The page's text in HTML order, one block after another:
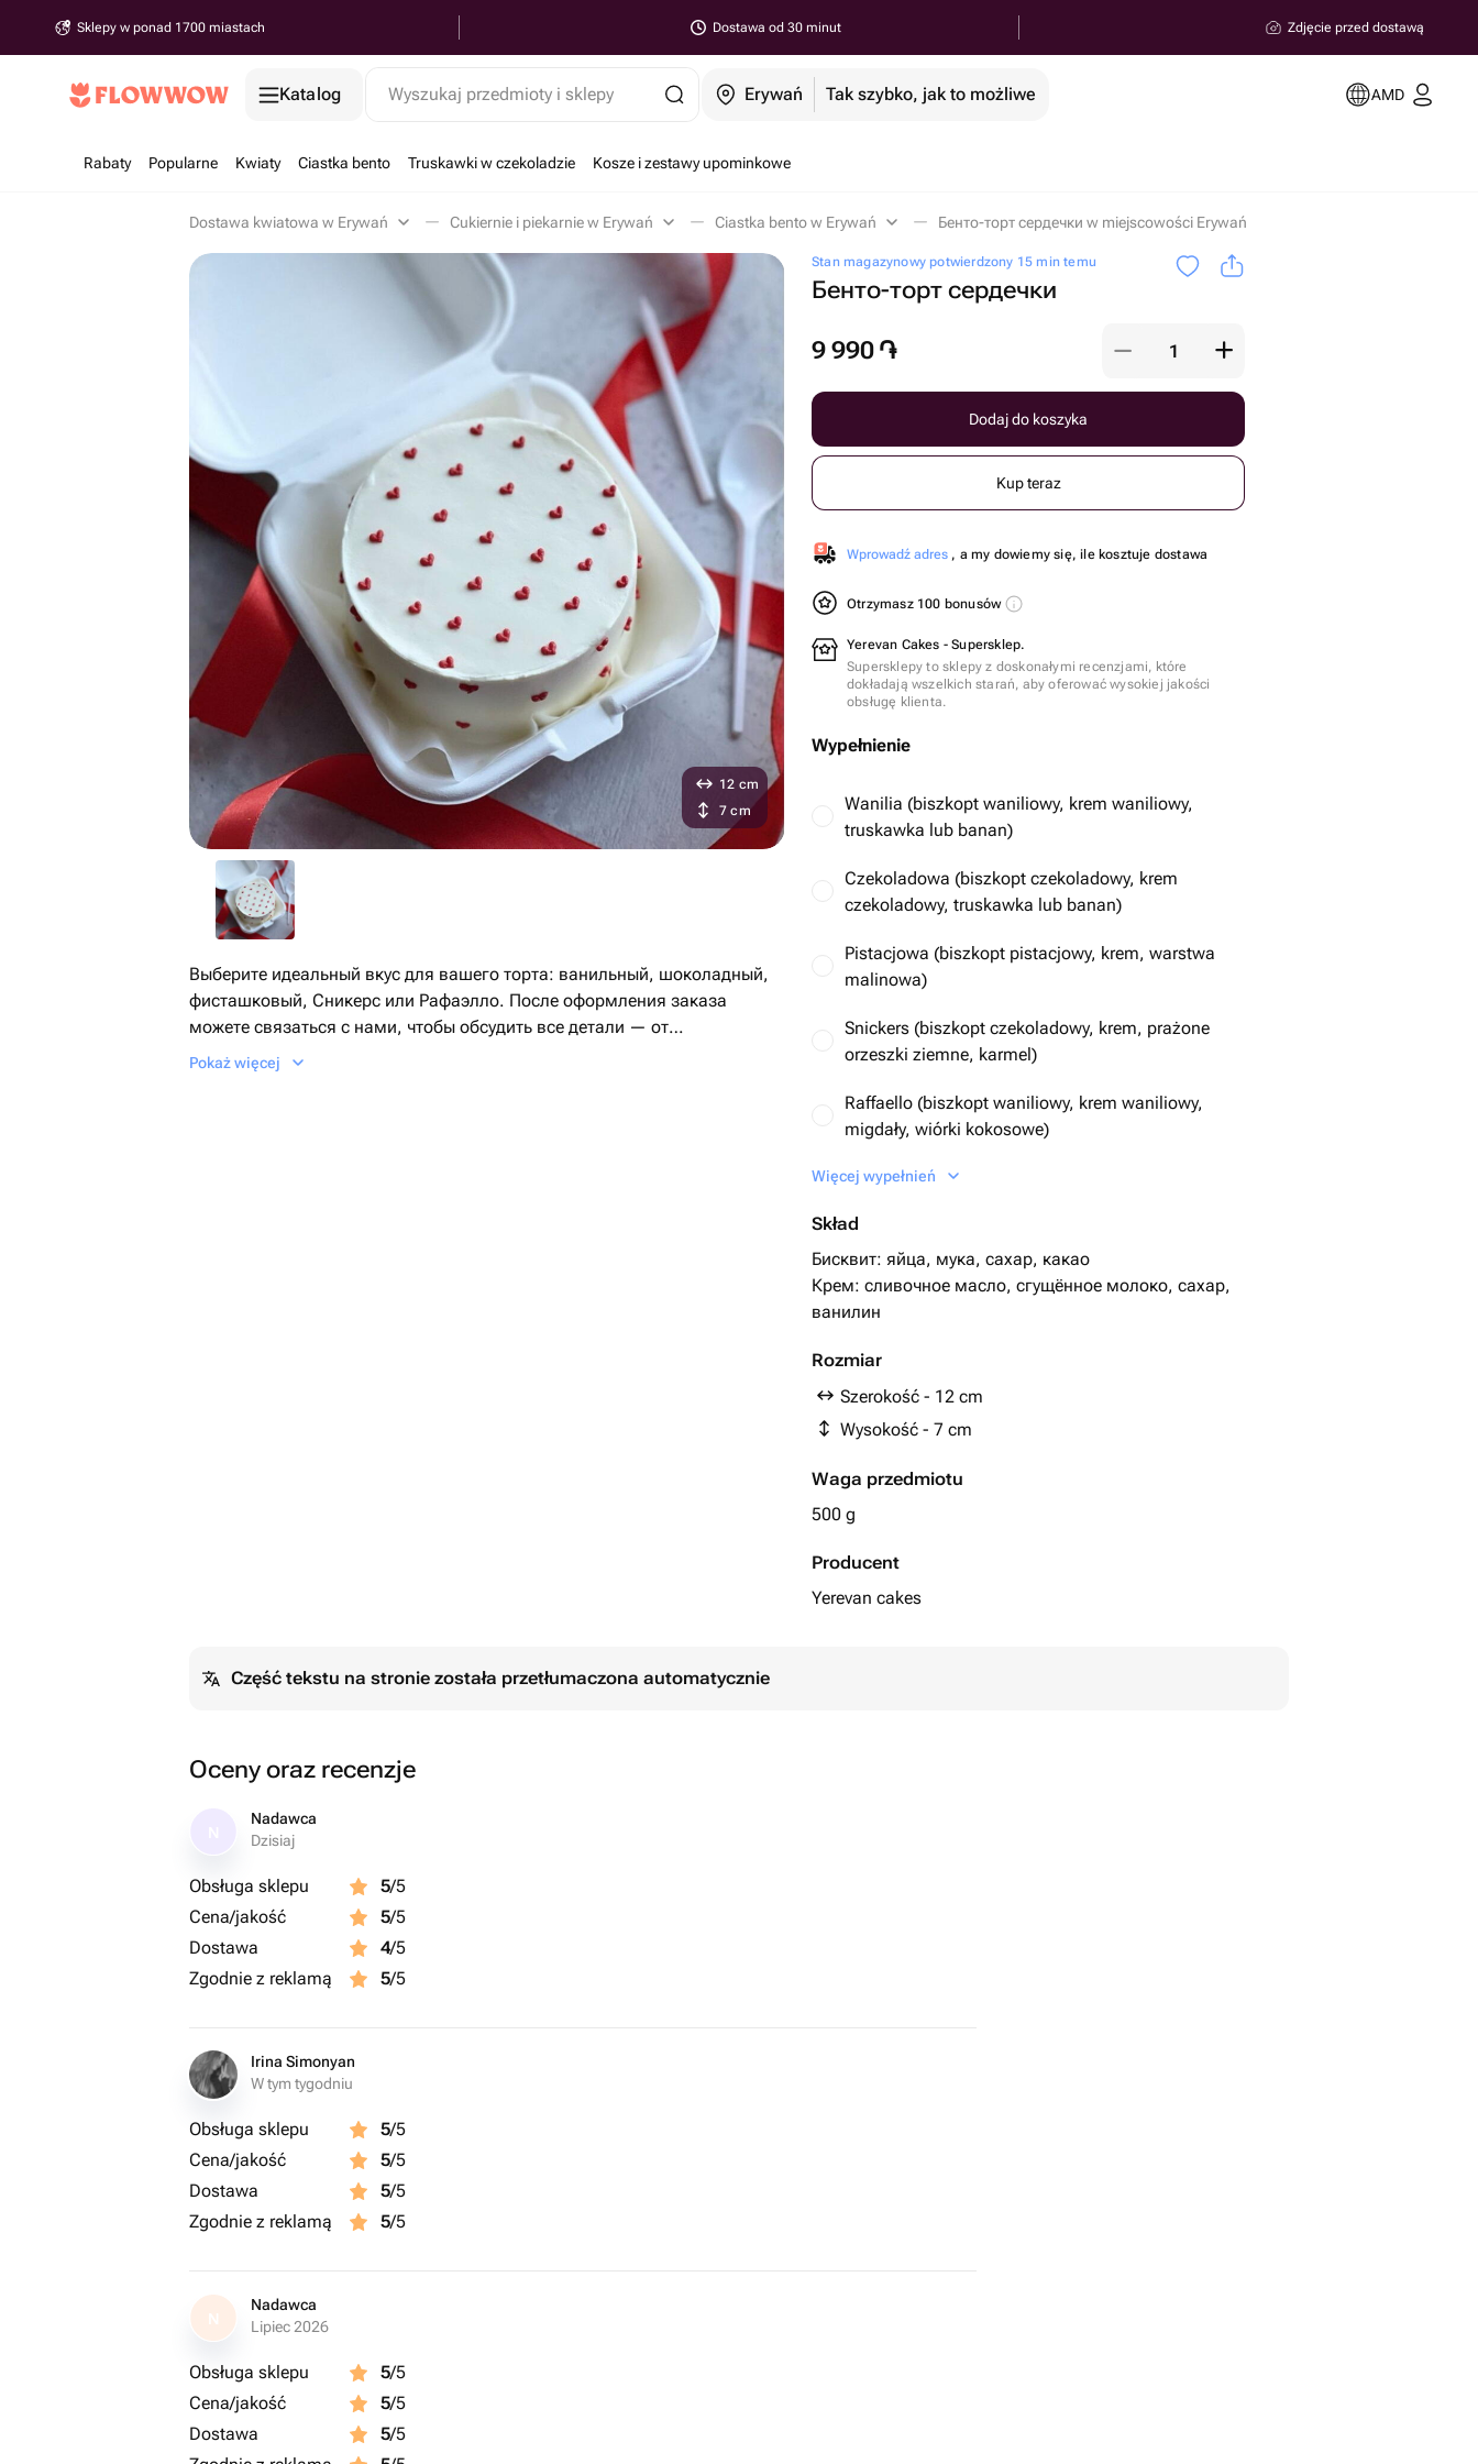
Sklepy w ponad 1700 miastach Dostawa od 30 minut Zdjęcie przed dostawą
Katalog Wyszukaj przedmioty i sklepy Erywań Tak szybko, jak to możliwe AMD
Rabaty Popularne Kwiaty Ciastka bento Truskawki w czekoladzie Kosze i zestawy upominkowe
Dostawa kwiatowa w Erywań Cukiernie i piekarnie w Erywań Ciastka bento w Erywań Бенто-торт сердечки w miejscowości Erywań
Stan magazynowy potwierdzony 15 min temu
Бенто-торт сердечки ️
9 990 ֏
Dodaj do koszyka
Kup teraz
Wprowadź adres , a my dowiemy się, ile kosztuje dostawa
Otrzymasz 100 bonusów
Yerevan Cakes - Supersklep.
Supersklepy to sklepy z doskonałymi recenzjami, które
dokładają wszelkich starań, aby oferować wysokiej jakości
obsługę klienta.
Wypełnienie
Wanilia (biszkopt waniliowy, krem waniliowy,
truskawka lub banan)
Czekoladowa (biszkopt czekoladowy, krem
czekoladowy, truskawka lub banan)
Pistacjowa (biszkopt pistacjowy, krem, warstwa
malinowa)
Snickers (biszkopt czekoladowy, krem, prażone
orzeszki ziemne, karmel)
Raffaello (biszkopt waniliowy, krem waniliowy,
migdały, wiórki kokosowe)
Ваша начинка (обговаривается)
Красный бархат (бисквит, кремчиз, сливки)
Лимонная (нежные бисквитные коржи
пропитанные лимонным сиропом и лимонным
Więcej wypełnień
Skład
Бисквит: яйца, мука, сахар, какао
Крем: сливочное масло, сгущённое молоко, сахар,
ванилин
Rozmiar
Szerokość - 12 cm
Wysokość - 7 cm
Waga przedmiotu
500 g
Producent
Yerevan cakes
12 cm
7 cm
Выберите идеальный вкус для вашего торта: ванильный, шоколадный,
фисташковый, Сникерс или Рафаэлло. После оформления заказа
можете связаться с нами, чтобы обсудить все детали — от
персонализированной надписи до уникального дизайна Бенто-торта.
Pokaż więcej
Część tekstu na stronie została przetłumaczona automatycznie
Oceny oraz recenzje
Nadawca
Dzisiaj
Obsługa sklepu 5/5
Cena/jakość
5/5
Dostawa
4/5
Zgodnie z reklamą
5/5
Irina Simonyan
W tym tygodniu
Obsługa sklepu 5/5
Cena/jakość
5/5
Dostawa
5/5
Zgodnie z reklamą
5/5
N
Nadawca
Lipiec 2026
Obsługa sklepu 5/5
Cena/jakość
5/5
Dostawa
5/5